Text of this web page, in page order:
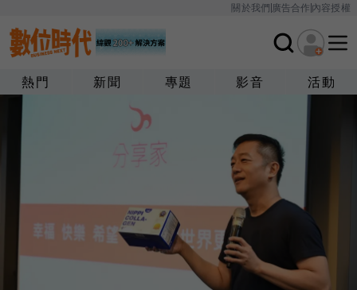
關於我們廣告合作內容授權
熱門 新聞 專題 影音 活動